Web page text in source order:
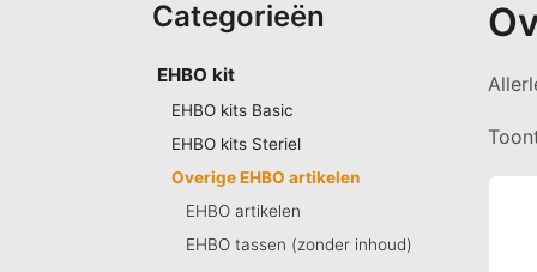
Categorieën
EHBO kit
EHBO kits Basic
EHBO kits Steriel
Overige EHBO artikelen
EHBO artikelen
EHBO tassen (zonder inhoud)